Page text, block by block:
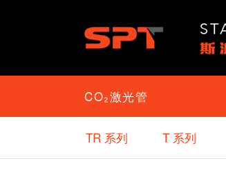
CO₂激光管
TR 系列 T 系列